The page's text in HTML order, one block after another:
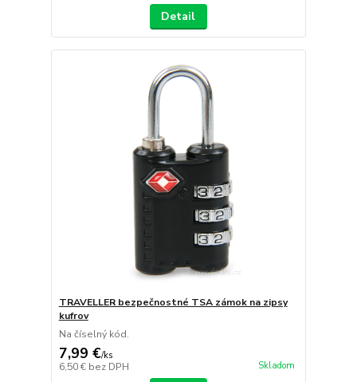
Detail
TRAVELLER bezpečnostné TSA zámok na zipsy
kufrov
Na číselný kód.
7,99 €/ks
6,50 € bez DPH Skladom